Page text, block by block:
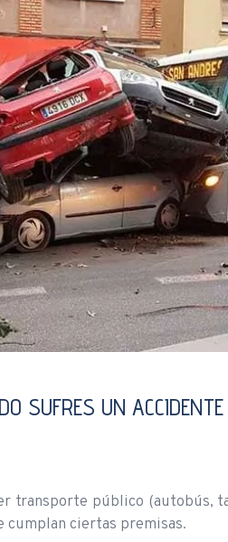
SUFRES UN
transporte público (autobús,
cumplan ciertas premisas.